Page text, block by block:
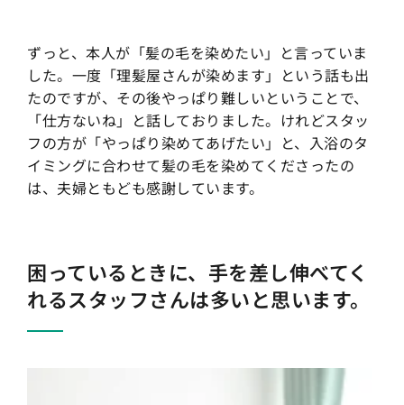
ずっと、本人が「髪の毛を染めたい」と言っていま
した。一度「理髪屋さんが染めます」という話も出
たのですが、その後やっぱり難しいということで、
「仕方ないね」と話しておりました。けれどスタッ
フの方が「やっぱり染めてあげたい」と、入浴のタ
イミングに合わせて髪の毛を染めてくださったの
は、夫婦ともども感謝しています。
困っているときに、手を差し伸べてく
れるスタッフさんは多いと思います。